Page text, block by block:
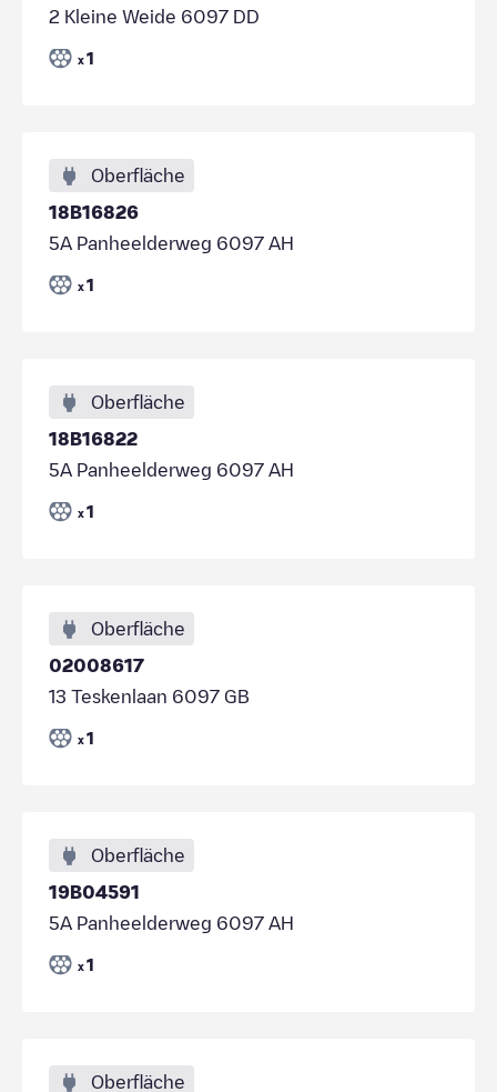
2 Kleine Weide 6097 DD
x 1
Oberfläche
18B16826
5A Panheelderweg 6097 AH
x 1
Oberfläche
18B16822
5A Panheelderweg 6097 AH
x 1
Oberfläche
02008617
13 Teskenlaan 6097 GB
x 1
Oberfläche
19B04591
5A Panheelderweg 6097 AH
x 1
Oberfläche